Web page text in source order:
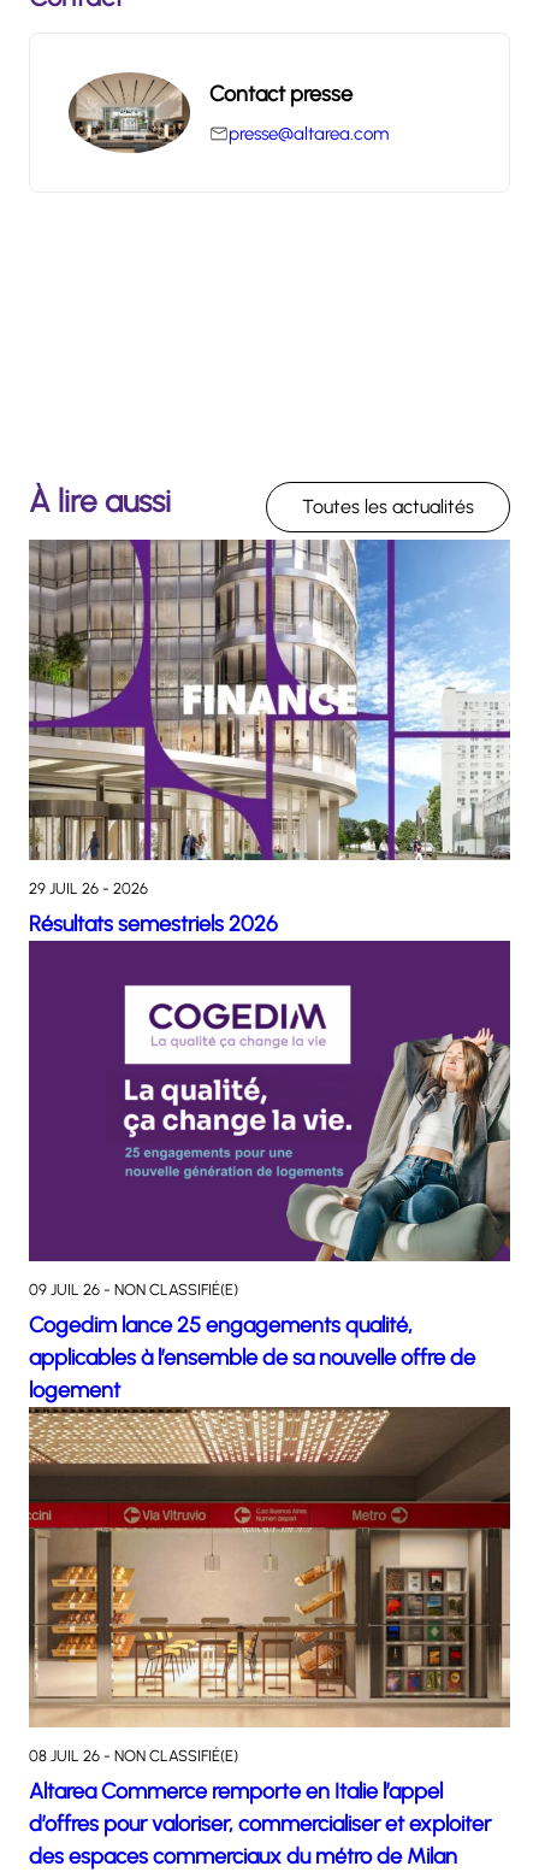
Contact presse
presse@altarea.com
À lire aussi Toutes les actualités
29 JUIL 26 - 2026
Résultats semestriels 2026
09 JUIL 26 - NON CLASSIFIÉ(E)
Cogedim lance 25 engagements qualité,
applicables à l’ensemble de sa nouvelle offre de
logement
08 JUIL 26 - NON CLASSIFIÉ(E)
Altarea Commerce remporte en Italie l’appel
d’offres pour valoriser, commercialiser et exploiter
des espaces commerciaux du métro de Milan